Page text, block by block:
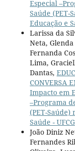
Especial
Saúde (PET-
Educação e
Larissa da
Neta,
Fernanda
Lima,
Dantas,
CONVERSA
Impacto em
–Programa
(PET-Saúde)
Saúde - UFCG
João Diniz
Fernandes